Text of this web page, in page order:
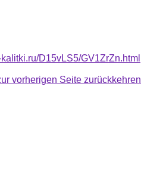
D15vLS5/GV1ZrZn.html
vorherigen Seite zurückkehren